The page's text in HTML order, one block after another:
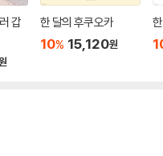
갑
한 달의 후쿠오카
10% 15,120원